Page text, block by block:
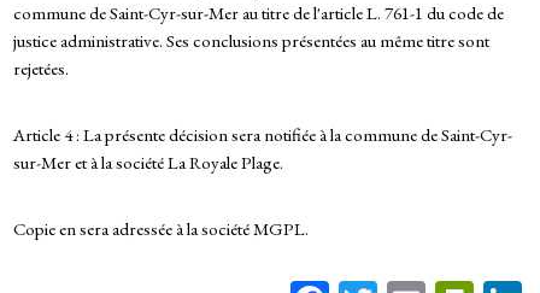
commune de Saint-Cyr-sur-Mer au titre de l'article L. 761-1 du code de
justice administrative. Ses conclusions présentées au même titre sont
rejetées.
Article 4 : La présente décision sera notifiée à la commune de Saint-Cyr-
sur-Mer et à la société La Royale Plage.
Copie en sera adressée à la société MGPL.